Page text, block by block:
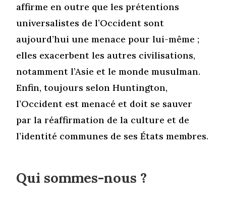
affirme en outre que les prétentions
universalistes de l’Occident sont
aujourd’hui une menace pour lui-même ;
elles exacerbent les autres civilisations,
notamment l’Asie et le monde musulman.
Enfin, toujours selon Huntington,
l’Occident est menacé et doit se sauver
par la réaffirmation de la culture et de
l’identité communes de ses États membres.
Qui sommes-nous ?